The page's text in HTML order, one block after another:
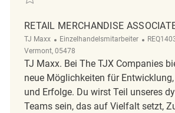
RETAIL MERCHANDISE
TJ Maxx Kategorie
Einzelhandelsmitarbeiter ReqId
Vermont, 05478
TJ Maxx. Bei The TJX Companies
neue Möglichkeiten für
und Erfolge. Du wirst Teil unseres
Teams sein, das auf Vielfalt setzt,